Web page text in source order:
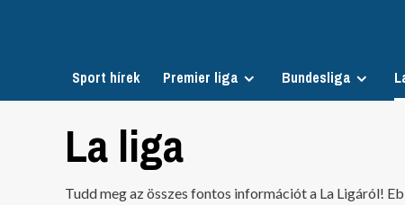
Sport hírek Premier liga Bundesliga
La liga
Tudd meg az összes fontos információt a La Ligáról!